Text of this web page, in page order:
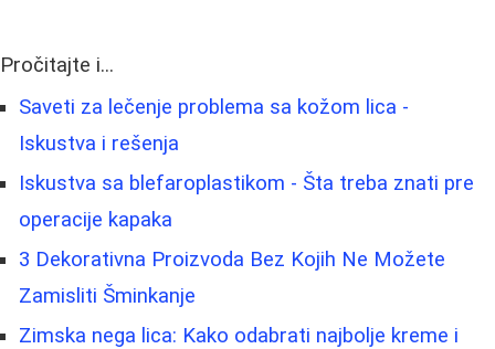
Pročitajte i...
Saveti za lečenje problema sa kožom lica -
Iskustva i rešenja
Iskustva sa blefaroplastikom - Šta treba znati pre
operacije kapaka
3 Dekorativna Proizvoda Bez Kojih Ne Možete
Zamisliti Šminkanje
Zimska nega lica: Kako odabrati najbolje kreme i